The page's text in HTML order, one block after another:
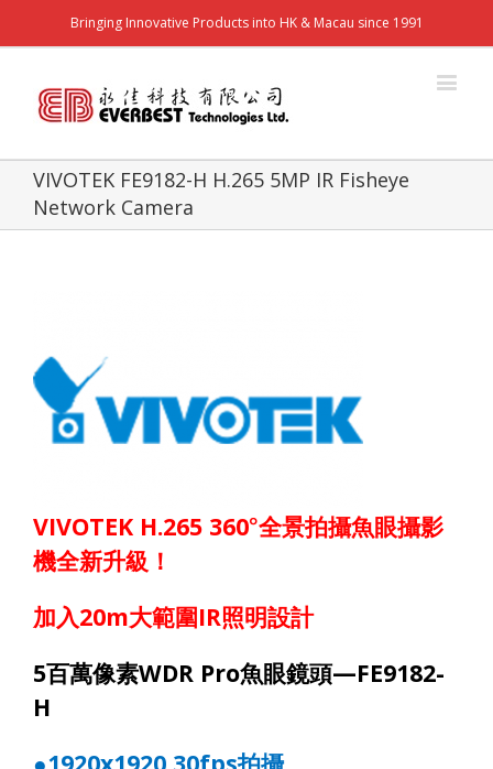
Bringing Innovative Products into HK & Macau since 1991
VIVOTEK FE9182-H H.265 5MP IR Fisheye
Network Camera
VIVOTEK H.265 360°全景拍攝魚眼攝影
機全新升級！
加入20m大範圍IR照明設計
5百萬像素WDR Pro魚眼鏡頭—FE9182-
H